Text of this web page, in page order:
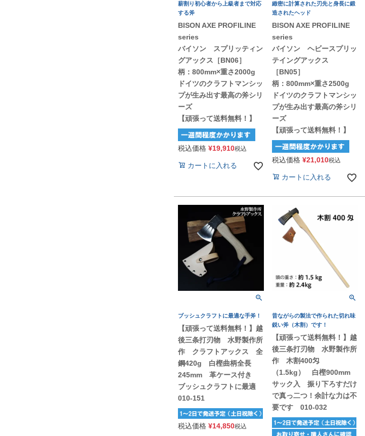
薪割り初心者から上級者まで対応
する斧
BISON AXE PROFILINE
series
バイソン スプリッティン
グアックス［BN06］
柄：800mm×重さ2000g
ドイツのクラフトマンシッ
プが生み出す最高の斧シリ
ーズ
【頑張って送料無料！】
税込価格 ¥19,910税込
カートに入れる
緻密に計算された刃先と身長に鍛
造されたヘッド
BISON AXE PROFILINE
series
バイソン ヘビースプリッ
テイングアックス
［BN05］
柄：800mm×重さ2500g
ドイツのクラフトマンシッ
プが生み出す最高の斧シリ
ーズ
【頑張って送料無料！】
税込価格 ¥21,010税込
カートに入れる
ブッシュクラフトに最適な手斧！
【頑張って送料無料！】越
後三条打刃物 水野製作所
作 クラフトアックス 全
鋼420g 白樫曲柄全長
245mm 革ケース付き
ブッシュクラフトに最適
010-151
税込価格 ¥14,850税込
昔ながらの製法で作られた切れ味
鋭い斧（木割）です！
【頑張って送料無料！】越
後三条打刃物 水野製作所
作 木割400匁
（1.5kg） 白樫900mm
サック入 振り下ろすだけ
で真っ二つ！余計な力は不
要です 010-032